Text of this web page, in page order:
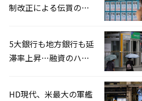
制改正による伝貰の月
5大銀行も地方銀行も延
滞率上昇…融資のハー
HD現代、米最大の軍艦